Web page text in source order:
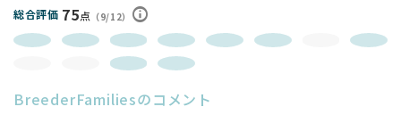
総合評価 75点 （9/12）
BreederFamiliesのコメント